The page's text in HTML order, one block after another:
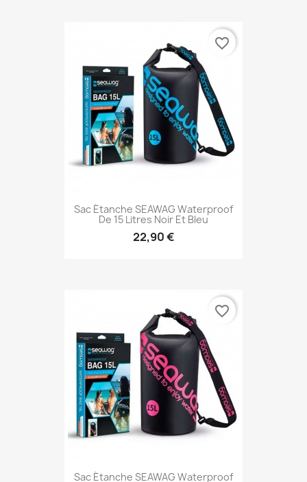
Sac Étanche SEAWAG Waterproof
De 15 Litres Noir Et Bleu
22,90 €
favorite_border
Sac Étanche SEAWAG Waterproof
favorite_border